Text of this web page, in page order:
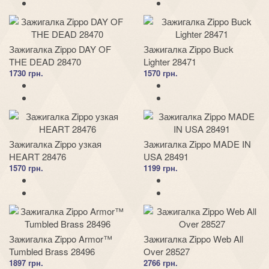
Зажигалка Zippo DAY OF
THE DEAD 28470
1730 грн.
Зажигалка Zippo Buck
Lighter 28471
1570 грн.
Зажигалка Zippo узкая
HEART 28476
1570 грн.
Зажигалка Zippo MADE IN
USA 28491
1199 грн.
Зажигалка Zippo Armor™
Tumbled Brass 28496
1897 грн.
Зажигалка Zippo Web All
Over 28527
2766 грн.